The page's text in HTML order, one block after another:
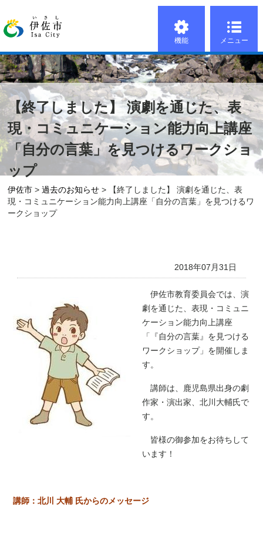
機能 メニュー
【終了しました】 演劇を通じた、表
現・コミュニケーション能力向上講座
「自分の言葉」を見つけるワークショ
ップ
伊佐市 >過去のお知らせ > 【終了しました】 演劇を通じた、表
現・コミュニケーション能力向上講座「自分の言葉」を見つけるワ
ークショップ
2018年07月31日
伊佐市教育委員会では、演
劇を通じた、表現・コミュニ
ケーション能力向上講座
「『自分の言葉』を見つける
ワークショップ」を開催しま
す。
講師は、鹿児島県出身の劇
作家・演出家、北川大輔氏で
す。
皆様の御参加をお待ちして
います！
講師：北川 大輔 氏からのメッセージ